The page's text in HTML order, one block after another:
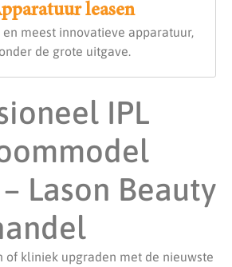
leasen
en meest innovatieve apparatuur,
de grote uitgave.
IPL
Lason Beauty
of kliniek upgraden met de nieuwste